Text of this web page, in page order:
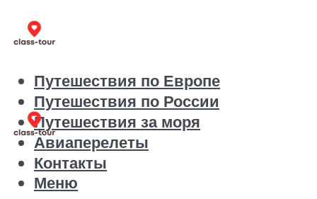
Путешествия по Европе
Путешествия по России
Путешествия за моря
Авиаперелеты
Контакты
Меню